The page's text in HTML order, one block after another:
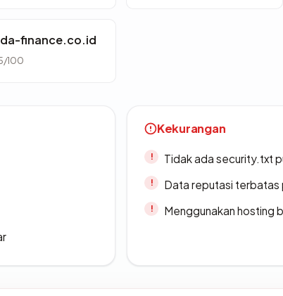
finance.co.id
100
Kekurangan
Tidak ada security.txt
Data reputasi terbatas
Menggunakan hosting